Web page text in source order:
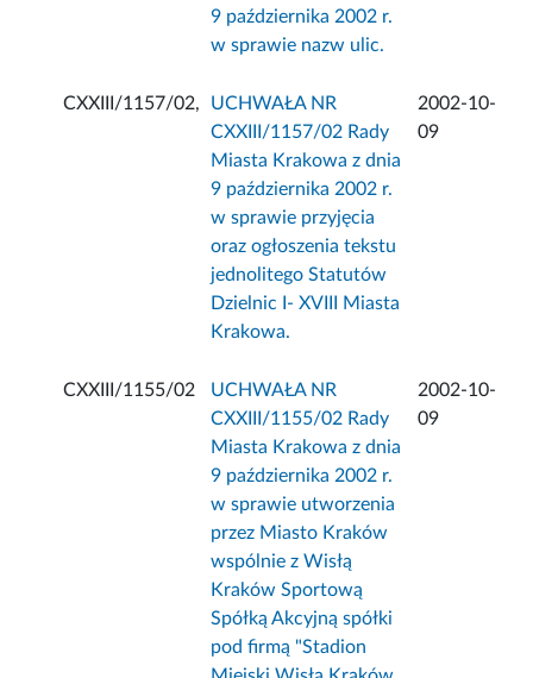
9 października 2002 r.
w sprawie nazw ulic.
CXXIII/1157/02,
UCHWAŁA NR
CXXIII/1157/02 Rady
Miasta Krakowa z dnia
9 października 2002 r.
w sprawie przyjęcia
oraz ogłoszenia tekstu
jednolitego Statutów
Dzielnic I- XVIII Miasta
Krakowa.
2002-10-
09
CXXIII/1155/02
UCHWAŁA NR
CXXIII/1155/02 Rady
Miasta Krakowa z dnia
9 października 2002 r.
w sprawie utworzenia
przez Miasto Kraków
wspólnie z Wisłą
Kraków Sportową
Spółką Akcyjną spółki
pod firmą "Stadion
2002-10-
09